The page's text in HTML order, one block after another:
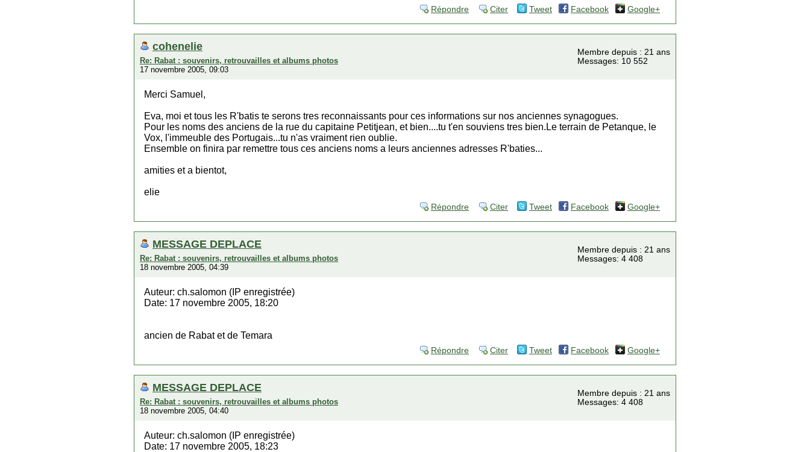
Répondre Citer Tweet Facebook Google+
cohenelie
Re: Rabat : souvenirs, retrouvailles et albums photos
17 novembre 2005, 09:03
Membre depuis : 21 ans
Messages: 10 552
Merci Samuel,
Eva, moi et tous les R'batis te serons tres reconnaissants pour ces informations sur nos anciennes synagogues.
Pour les noms des anciens de la rue du capitaine Petitjean, et bien....tu t'en souviens tres bien.Le terrain de Petanque, le
Vox, l'immeuble des Portugais...tu n'as vraiment rien oublie.
Ensemble on finira par remettre tous ces anciens noms a leurs anciennes adresses R'baties...
amities et a bientot,
elie
Répondre Citer Tweet Facebook Google+
MESSAGE DEPLACE
Re: Rabat : souvenirs, retrouvailles et albums photos
18 novembre 2005, 04:39
Membre depuis : 21 ans
Messages: 4 408
Auteur: ch.salomon (IP enregistrée)
Date: 17 novembre 2005, 18:20
ancien de Rabat et de Temara
Répondre Citer Tweet Facebook Google+
MESSAGE DEPLACE
Re: Rabat : souvenirs, retrouvailles et albums photos
18 novembre 2005, 04:40
Membre depuis : 21 ans
Messages: 4 408
Auteur: ch.salomon (IP enregistrée)
Date: 17 novembre 2005, 18:23